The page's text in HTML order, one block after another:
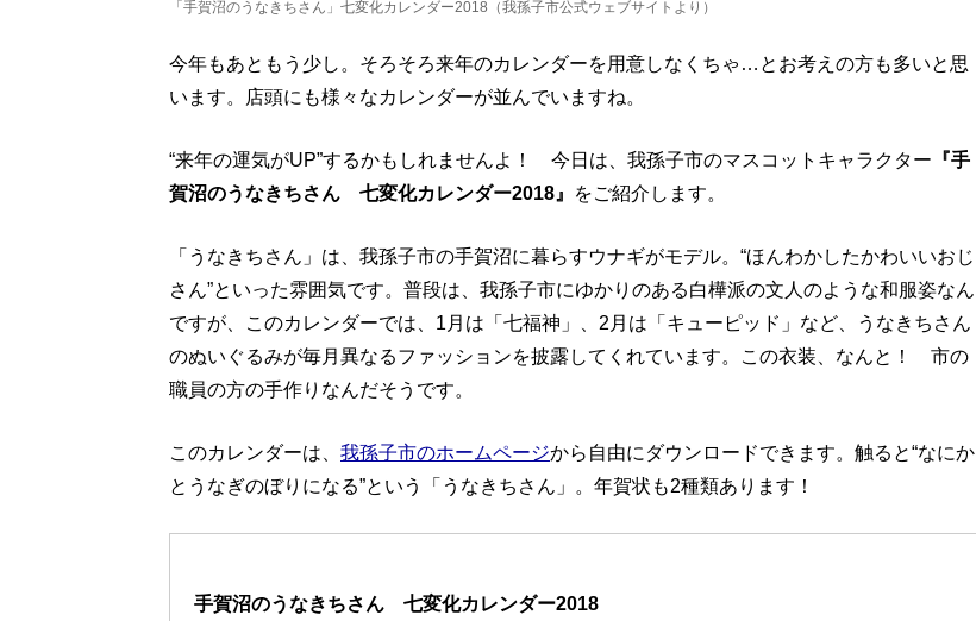
「手賀沼のうなきちさん」七変化カレンダー2018（我孫子市公式ウェブサイトより）
今年もあともう少し。そろそろ来年のカレンダーを用意しなくちゃ…とお考えの方も多いと思
います。店頭にも様々なカレンダーが並んでいますね。
“来年の運気がUP”するかもしれませんよ！ 今日は、我孫子市のマスコットキャラクター 『手
賀沼のうなきちさん 七変化カレンダー2018』
をご紹介します。
「うなきちさん」は、我孫子市の手賀沼に暮らすウナギがモデル。“ほんわかしたかわいいおじ
さん”といった雰囲気です。普段は、我孫子市にゆかりのある白樺派の文人のような和服姿なん
ですが、このカレンダーでは、1月は「七福神」、2月は「キューピッド」など、うなきちさん
のぬいぐるみが毎月異なるファッションを披露してくれています。この衣装、なんと！ 市の
職員の方の手作りなんだそうです。
このカレンダーは、 我孫子市のホームページから自由にダウンロードできます。触ると“なにか
とうなぎのぼりになる”という「うなきちさん」。年賀状も2種類あります！
手賀沼のうなきちさん 七変化カレンダー2018